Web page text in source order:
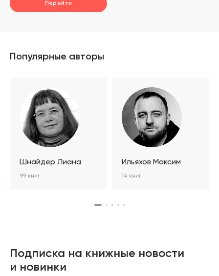
Перейти
Популярные авторы
Шнайдер Лиана
99 книг
Ильяхов Максим
14 книг
Подписка на книжные новости
и новинки